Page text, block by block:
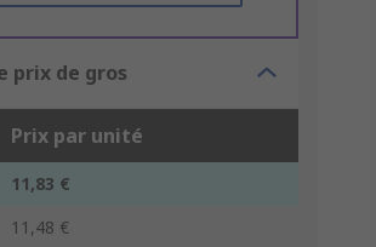
prix de gros
Prix par unité
11,83 €
11,48 €